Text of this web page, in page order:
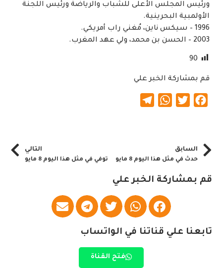
ورئيس المجلس الأعلى للشباب والرياضة ورئيس اللجنة
الأولمبية البحرينية.
1996 – سيكس ناين، مُغني راب أمريكي.
2003 – الحسن بن محمد، ولي عهد المغرب.
90
قم بمشاركة الخبر علي
Facebook
Twitter
WhatsApp
السابق
حدث في مثل هذا اليوم 8 مايو
التالي
توفي في مثل هذا اليوم 8 مايو
قم بمشاركة الخبر علي
تابعنا علي قناتنا في الواتساب
فتح القناة